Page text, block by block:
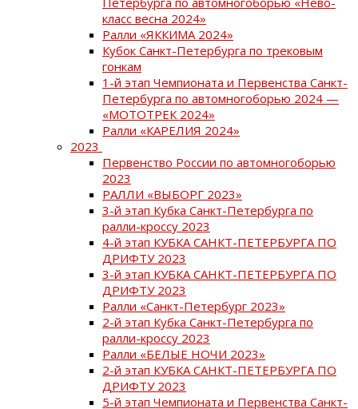
класс весна 2024»
Ралли «ЯККИМА 2024»
Кубок Санкт-Петербурга по трековым
гонкам
1-й этап Чемпионата и Первенства Санкт-
Петербурга по автомногоборью 2024 —
«МОТОТРЕК 2024»
Ралли «КАРЕЛИЯ 2024»
2023
Первенство России по автомногоборью
2023
РАЛЛИ «ВЫБОРГ 2023»
3-й этап Кубка Санкт-Петербурга по
ралли-кроссу 2023
4-й этап КУБКА САНКТ-ПЕТЕРБУРГА ПО
ДРИФТУ 2023
3-й этап КУБКА САНКТ-ПЕТЕРБУРГА ПО
ДРИФТУ 2023
Ралли «Санкт-Петербург 2023»
2-й этап Кубка Санкт-Петербурга по
ралли-кроссу 2023
Ралли «БЕЛЫЕ НОЧИ 2023»
2-й этап КУБКА САНКТ-ПЕТЕРБУРГА ПО
ДРИФТУ 2023
5-й этап Чемпионата и Первенства Санкт-